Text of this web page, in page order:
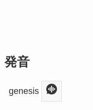
発音
genesis